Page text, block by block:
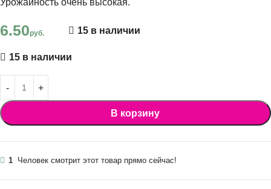
Урожайность очень высокая.
6.50руб. 15 в наличии
15 в наличии
В корзину
1 Человек смотрит этот товар прямо сейчас!